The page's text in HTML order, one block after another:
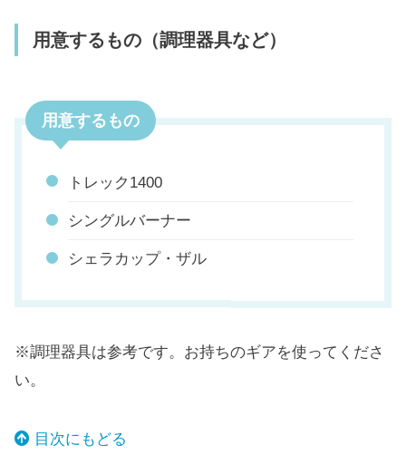
用意するもの（調理器具など）
用意するもの
トレック1400
シングルバーナー
シェラカップ・ザル
※調理器具は参考です。お持ちのギアを使ってくださ
い。
目次にもどる